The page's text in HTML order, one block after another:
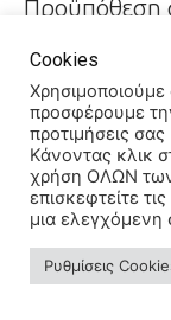
Προϋπόθεση
τρεχουσών ή
οφειλής,
οφειλής.
Η
Cookies
προσφέρουμε
προτιμήσεις
Κάνοντας κλικ
χρήση ΟΛΩΝ
επισκεφτείτε
μια ελεγχόμενη
Ρυθμίσεις